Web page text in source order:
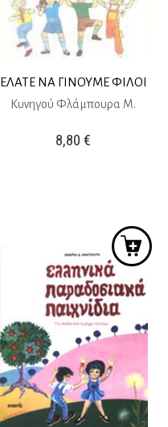
20,14 €.
ΕΛΑΤΕ ΝΑ ΓΙΝΟΥΜΕ ΦΙΛΟΙ
Κυνηγού Φλάμπουρα Μ.
8,80€